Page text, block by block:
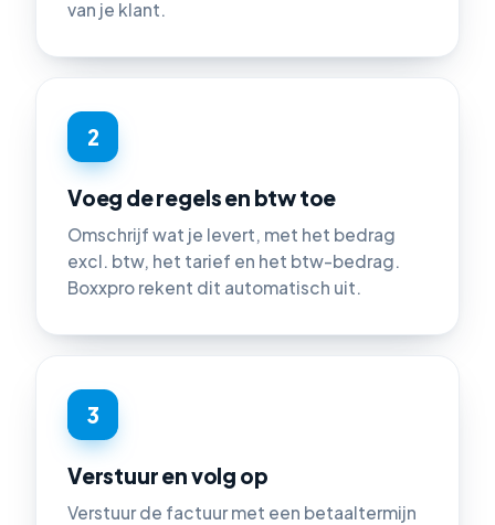
van je klant.
2
Voeg de regels en btw toe
Omschrijf wat je levert, met het bedrag
excl. btw, het tarief en het btw-bedrag.
Boxxpro rekent dit automatisch uit.
3
Verstuur en volg op
Verstuur de factuur met een betaaltermijn